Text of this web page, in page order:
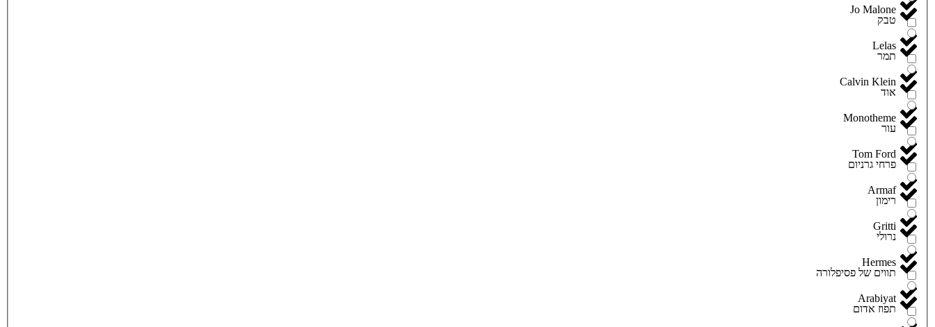
Jo Malone
Lelas
Calvin Klein
Monotheme
Tom Ford
Armaf
Gritti
Hermes
Arabiyat
טבק
תמר
אוד
עור
פרחי גרניום
רימון
נרולי
תווים של פסיפלורה
תפוז אדום